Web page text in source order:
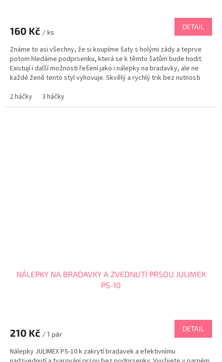
160 Kč / ks
DETAIL
Známe to asi všechny, že si koupíme šaty s holými zády a teprve
potom hledáme podprsenku, která se k těmto šatům bude hodit.
Existují i další možnosti řešení jako i nálepky na bradavky, ale ne
každé ženě tento styl vyhovuje. Skvělý a rychlý trik bez nutnosti
2 háčky
3 háčky
NÁLEPKY NA BRADAVKY A ZVEDNUTÍ PRSOU JULIMEX
PS-10
je
z
210 Kč / 1 pár
DETAIL
Nálepky JULIMEX PS-10 k zakrytí bradavek a efektivnímu